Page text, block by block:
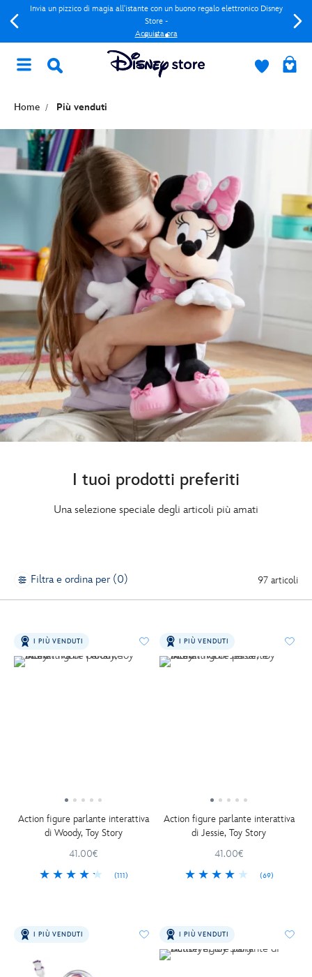
Invia un pizzico di magia all'istante con un buono regalo elettronico Disney
Store -
Acquista ora
Home Più venduti
I tuoi prodotti preferiti
Una selezione speciale degli articoli più amati
Filtra e ordina per (0) 97 articoli
I PIÙ VENDUTI
Action figure parlante interattiva
di Woody, Toy Story
41.00€
(111)
I PIÙ VENDUTI
Action figure parlante interattiva
di Jessie, Toy Story
41.00€
(69)
I PIÙ VENDUTI I PIÙ VENDUTI